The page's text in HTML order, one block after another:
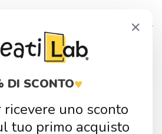
Gadget & Home Decor
Portachiavi
×
DI SCONTO♥
uno sconto
tuo primo acquisto